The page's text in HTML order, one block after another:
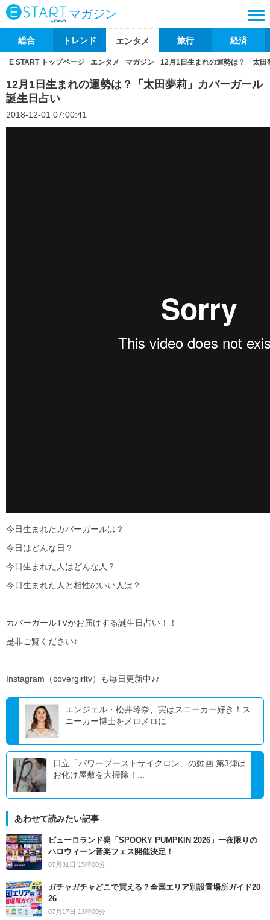
マガジン
総合 トレンド エンタメ 旅行 経済
E START トップページ エンタメ マガジン 12月1日生まれの運勢は？「太
12月1日生まれの運勢は？「太田夢莉」カバーガール
誕生日占い
2018-12-01 07:00:41
今日生まれたカバーガールは？
今日はどんな日？
今日生まれた人はどんな人？
今日生まれた人と相性のいい人は？
カバーガールTVがお届けする誕生日占い！！
是非ご覧ください♪
Instagram（covergirltv）も毎日更新中♪♪
エンジェル・松井玲奈、実はスニーカー好き！ス
ニーカー博士をメロメロに
日立「パワーブーストサイクロン」の動画 第3弾は
お化け屋敷を大掃除！...
あわせて読みたい記事
ピューロランド発「SPOOKY PUMPKIN 2026」一夜限りの
ハロウィーン音楽フェス開催決定！
07月31日 15時00分
ガチャガチャどこで買える？全国エリア別設置場所ガイド20
26
07月17日 13時00分